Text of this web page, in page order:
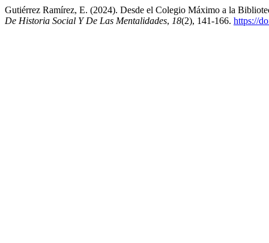
Gutiérrez Ramírez, E. (2024). Desde el Colegio Máximo a la
De Historia Social Y De Las Mentalidades, 18(2), 141-166. https://